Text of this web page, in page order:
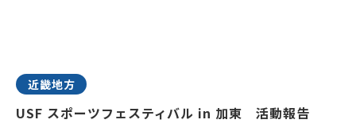
近畿地方
USF スポーツフェスティバル in 加東 活動報告